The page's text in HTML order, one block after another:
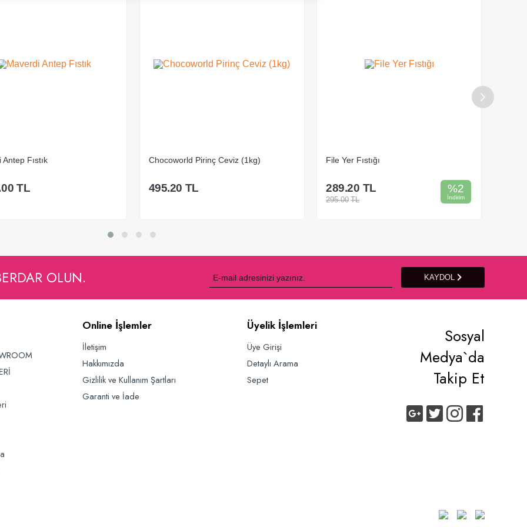
Chocoworld Pirinç Ceviz (1kg) File Yer Fıstığı
% 645.20 TL
OLUN. KAYDOL
Online İşlemler
İletişim
Hakkımızda
Gizlilik ve Kullanım Şartları
Garanti ve İade
Üyelik İşlemleri
Üye Girişi
Detaylı Arama
Sepet
Sosyal
Medya`da
Takip Et